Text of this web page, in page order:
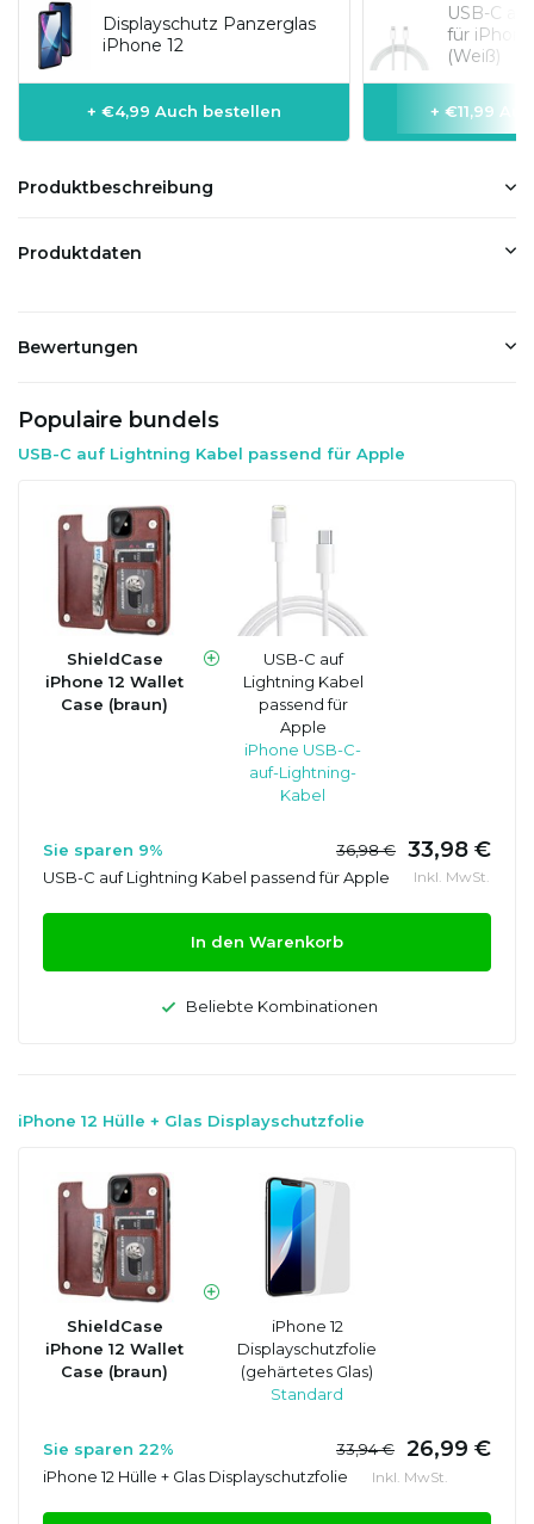
Displayschutz Panzerglas
iPhone 12
+ €4,99 Auch bestellen
USB-C
für
(Weiß)
+ €11,99
Produktbeschreibung
Produktdaten
Bewertungen
Populaire bundels
USB-C auf Lightning Kabel passend für Apple
ShieldCase
iPhone 12 Wallet
Case (braun)
USB-C auf
Lightning Kabel
passend für
Apple
iPhone USB-C-
auf-Lightning-
Kabel
Sie sparen 9% 36,98 € 33,98 €
USB-C auf Lightning Kabel passend für Apple Inkl. MwSt.
In den Warenkorb
Beliebte Kombinationen
iPhone 12 Hülle + Glas Displayschutzfolie
ShieldCase
iPhone 12 Wallet
Case (braun)
iPhone 12
Displayschutzfolie
(gehärtetes Glas)
Standard
Sie sparen 22% 33,94 € 26,99 €
iPhone 12 Hülle + Glas Displayschutzfolie Inkl. MwSt.